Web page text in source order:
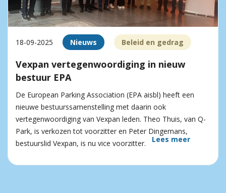
18-09-2025 Nieuws Beleid en gedrag
Vexpan vertegenwoordiging in nieuw
bestuur EPA
De European Parking Association (EPA aisbl) heeft een
nieuwe bestuurssamenstelling met daarin ook
vertegenwoordiging van Vexpan leden. Theo Thuis, van Q-
Park, is verkozen tot voorzitter en Peter Dingemans,
bestuurslid Vexpan, is nu vice voorzitter.
Lees meer